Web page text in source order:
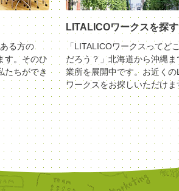
る方の
す。そのひ
たちができ
LITALICOワークスを探す
「LITALICOワークスってど
だろう？」北海道から沖縄
業所を展開中です。お近くの
ワークスをお探しいただけま